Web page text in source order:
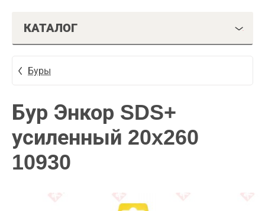
КАТАЛОГ
Буры
Бур Энкор SDS+
усиленный 20x260
10930